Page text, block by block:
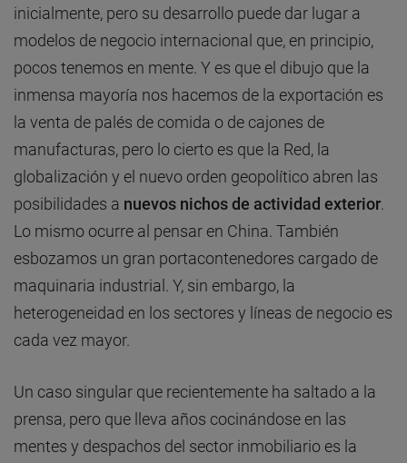
inicialmente, pero su desarrollo puede dar lugar a
modelos de negocio internacional que, en principio,
pocos tenemos en mente. Y es que el dibujo que la
inmensa mayoría nos hacemos de la exportación es
la venta de palés de comida o de cajones de
manufacturas, pero lo cierto es que la Red, la
globalización y el nuevo orden geopolítico abren las
posibilidades a nuevos nichos de actividad exterior.
Lo mismo ocurre al pensar en China. También
esbozamos un gran portacontenedores cargado de
maquinaria industrial. Y, sin embargo, la
heterogeneidad en los sectores y líneas de negocio es
cada vez mayor.
Un caso singular que recientemente ha saltado a la
prensa, pero que lleva años cocinándose en las
mentes y despachos del sector inmobiliario es la